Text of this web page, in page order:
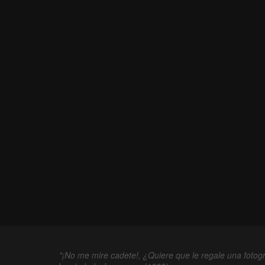
"¡No me mire cadete!, ¿Quiere que le regale una